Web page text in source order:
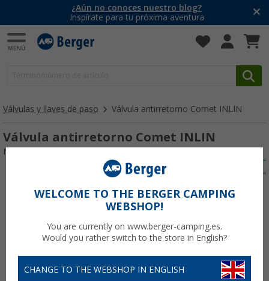
¿Aún no conoces nuestro blog?
Inspírate para tu próxima aventura
Válvulas y llaves de paso Válvula antirretorno Comet INLIN
Válvula antirretorno Comet INLIN
Nº de artículo 714655
WELCOME TO THE BERGER CAMPING
WEBSHOP!
You are currently on www.berger-camping.es.
Would you rather switch to the store in English?
CHANGE TO THE WEBSHOP IN ENGLISH